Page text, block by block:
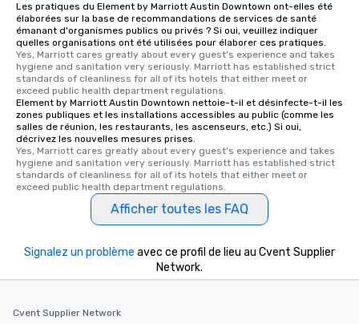
Les pratiques du Element by Marriott Austin Downtown ont-elles été
élaborées sur la base de recommandations de services de santé
émanant d'organismes publics ou privés ? Si oui, veuillez indiquer
quelles organisations ont été utilisées pour élaborer ces pratiques.
Yes, Marriott cares greatly about every guest's experience and takes
hygiene and sanitation very seriously. Marriott has established strict
standards of cleanliness for all of its hotels that either meet or
exceed public health department regulations.
Element by Marriott Austin Downtown nettoie-t-il et désinfecte-t-il les
zones publiques et les installations accessibles au public (comme les
salles de réunion, les restaurants, les ascenseurs, etc.) Si oui,
décrivez les nouvelles mesures prises.
Yes, Marriott cares greatly about every guest's experience and takes
hygiene and sanitation very seriously. Marriott has established strict
standards of cleanliness for all of its hotels that either meet or
exceed public health department regulations.
Afficher toutes les FAQ
Signalez un problème avec ce profil de lieu au Cvent Supplier
Network.
Cvent Supplier Network